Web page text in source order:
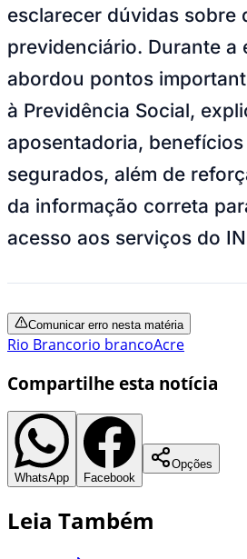
esclarecer dúvidas sobre
previdenciário. Durante a
abordou pontos
à Previdência Social,
aposentadoria,
segurados, além de
da informação correta
acesso aos serviços do
Comunicar erro nesta matéria
Rio Brancorio brancoAcre
Compartilhe esta notícia
WhatsApp Facebook
Opções
Leia Também